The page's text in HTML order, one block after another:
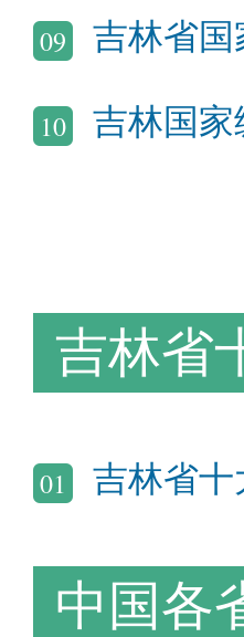
09 吉林省
10 吉林国家
吉林省
01 吉林省十
中国各